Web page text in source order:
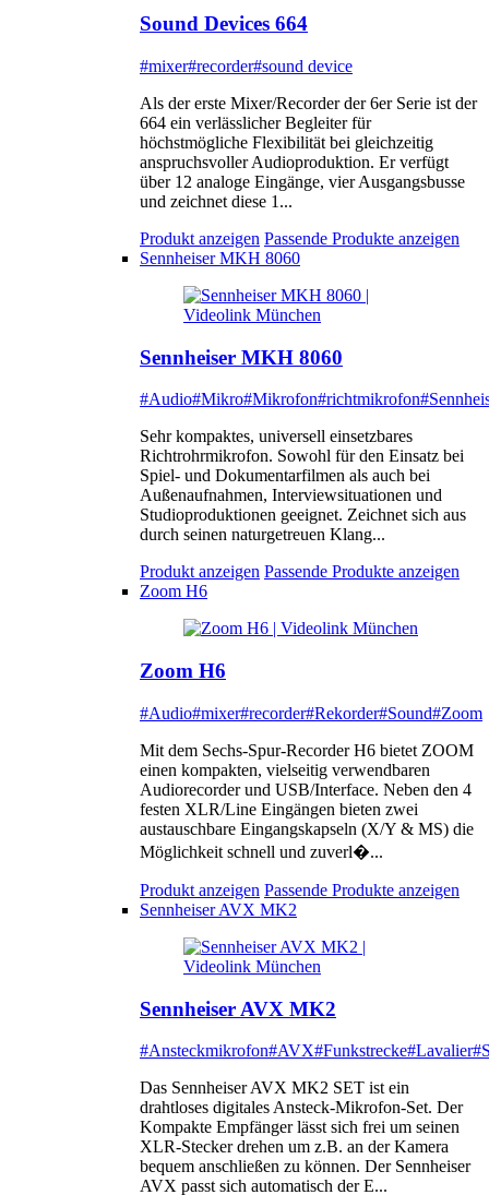
Sound Devices 664
#mixer#recorder#sound device
Als der erste Mixer/Recorder der 6er Serie ist der
664 ein verlässlicher Begleiter für
höchstmögliche Flexibilität bei gleichzeitig
anspruchsvoller Audioproduktion. Er verfügt
über 12 analoge Eingänge, vier Ausgangsbusse
und zeichnet diese 1...
Produkt anzeigen Passende Produkte anzeigen
Sennheiser MKH 8060
Sennheiser MKH 8060
#Audio#Mikro#Mikrofon#richtmikrofon
Sehr kompaktes, universell einsetzbares
Richtrohrmikrofon. Sowohl für den Einsatz bei
Spiel- und Dokumentarfilmen als auch bei
Außenaufnahmen, Interviewsituationen und
Studioproduktionen geeignet. Zeichnet sich aus
durch seinen naturgetreuen Klang...
Produkt anzeigen Passende Produkte anzeigen
Zoom H6
Zoom H6
#Audio#mixer#recorder#Rekorder#Sound#Zoom
Mit dem Sechs-Spur-Recorder H6 bietet ZOOM
einen kompakten, vielseitig verwendbaren
Audiorecorder und USB/Interface. Neben den 4
festen XLR/Line Eingängen bieten zwei
austauschbare Eingangskapseln (X/Y & MS) die
Möglichkeit schnell und zuverl�...
Produkt anzeigen Passende Produkte anzeigen
Sennheiser AVX MK2
Sennheiser AVX MK2
#Ansteckmikrofon#AVX#Funkstrecke#Lavalier
Das Sennheiser AVX MK2 SET ist ein
drahtloses digitales Ansteck-Mikrofon-Set. Der
Kompakte Empfänger lässt sich frei um seinen
XLR-Stecker drehen um z.B. an der Kamera
bequem anschließen zu können. Der Sennheiser
AVX passt sich automatisch der E...